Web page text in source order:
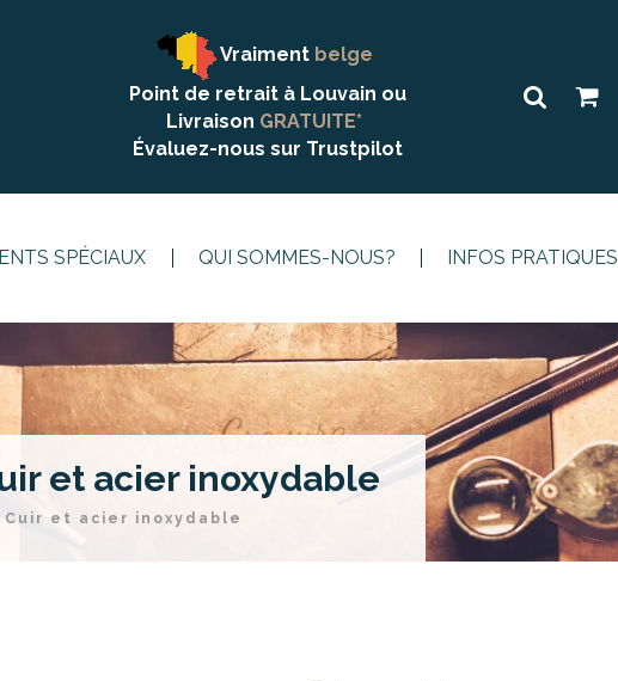
Vraiment belge
Point de retrait à Louvain ou
Livraison GRATUITE*
Évaluez-nous sur Trustpilot
SPÉCIAUX QUI SOMMES-NOUS? INFOS PRATIQUES
et acier inoxydable
et acier inoxydable